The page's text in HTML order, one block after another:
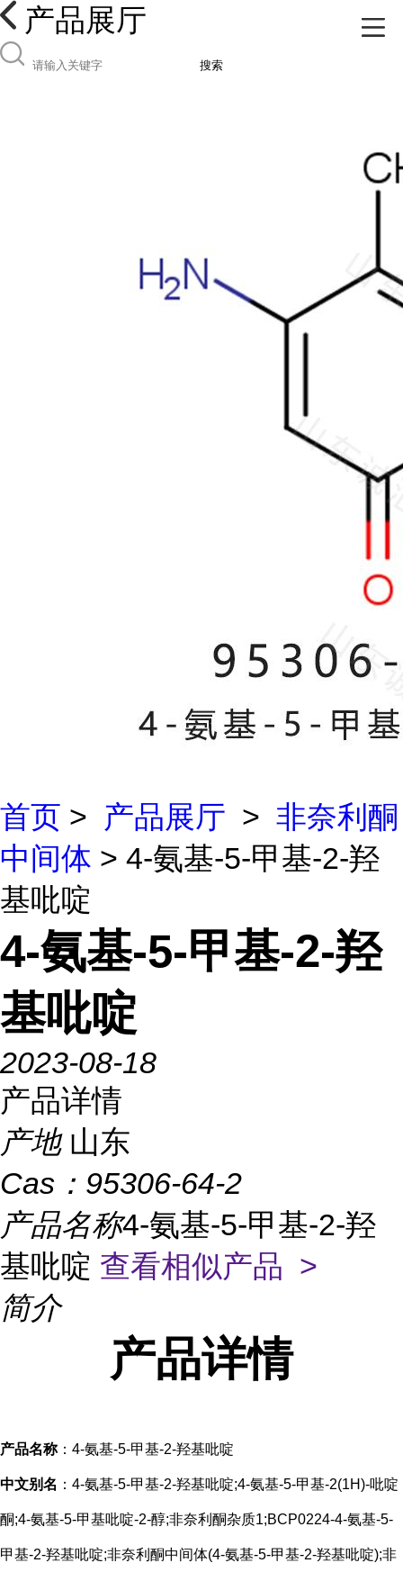
产品展厅
搜索
首页 > 产品展厅 > 非奈利酮
中间体 > 4-氨基-5-甲基-2-羟
基吡啶
4-氨基-5-甲基-2-羟
基吡啶
2023-08-18
产品详情
产地 山东
Cas： 95306-64-2
产品名称4-氨基-5-甲基-2-羟
基吡啶 查看相似产品 >
简介
产品详情
产品名称：4-氨基-5-甲基-2-羟基吡啶
中文别名 ：4-氨基-5-甲基-2-羟基吡啶;4-氨基-5-甲基-2(1H)-吡啶
酮;4-氨基-5-甲基吡啶-2-醇;非奈利酮杂质1;BCP0224-4-氨基-5-
甲基-2-羟基吡啶;非奈利酮中间体(4-氨基-5-甲基-2-羟基吡啶);非